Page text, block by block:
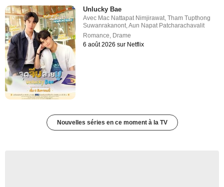
Unlucky Bae
Avec Mac Nattapat Nimjirawat,Tham Tupthong
Suwanrakanont,Aun Napat Patcharachavalit
Romance, Drame
6 août 2026 sur Netflix
Nouvelles séries en ce moment à la TV